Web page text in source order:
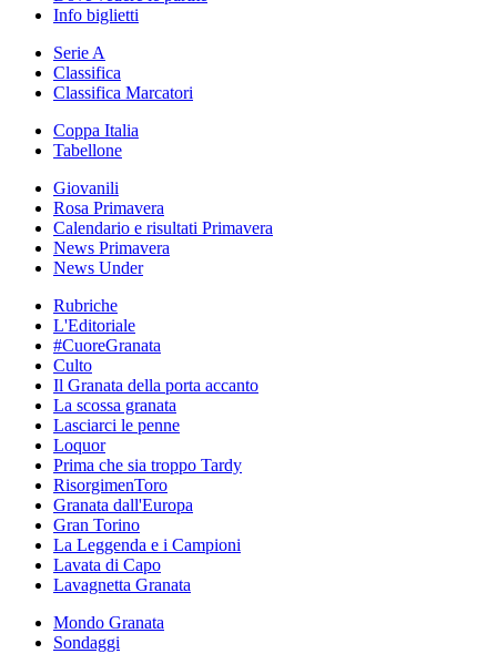
Info biglietti
Serie A
Classifica
Classifica Marcatori
Coppa Italia
Tabellone
Giovanili
Rosa Primavera
Calendario e risultati Primavera
News Primavera
News Under
Rubriche
L'Editoriale
#CuoreGranata
Culto
Il Granata della porta accanto
La scossa granata
Lasciarci le penne
Loquor
Prima che sia troppo Tardy
RisorgimenToro
Granata dall'Europa
Gran Torino
La Leggenda e i Campioni
Lavata di Capo
Lavagnetta Granata
Mondo Granata
Sondaggi